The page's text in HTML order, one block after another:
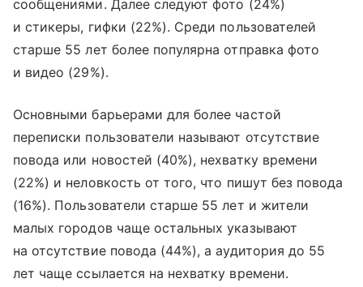
сообщениями. Далее следуют фото (24%)
и стикеры, гифки (22%). Среди пользователей
старше 55 лет более популярна отправка фото
и видео (29%).
Основными барьерами для более частой
переписки пользователи называют отсутствие
повода или новостей (40%), нехватку времени
(22%) и неловкость от того, что пишут без повода
(16%). Пользователи старше 55 лет и жители
малых городов чаще остальных указывают
на отсутствие повода (44%), а аудитория до 55
лет чаще ссылается на нехватку времени.